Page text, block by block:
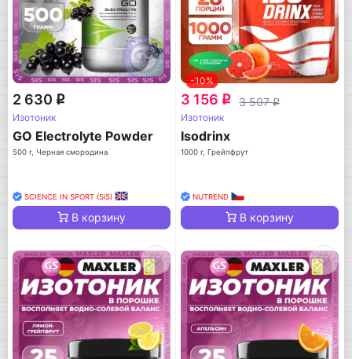
2 630 q
Изотоник
GO Electrolyte Powder
500 г, Черная смородина
SCIENCE IN SPORT (SiS)
В корзину
-10%
3 156 q 3 507q
Изотоник
Isodrinx
1000 г, Грейпфрут
NUTREND
В корзину